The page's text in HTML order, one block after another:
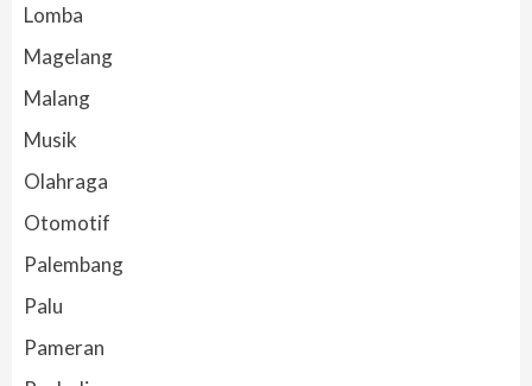
Lomba
Magelang
Malang
Musik
Olahraga
Otomotif
Palembang
Palu
Pameran